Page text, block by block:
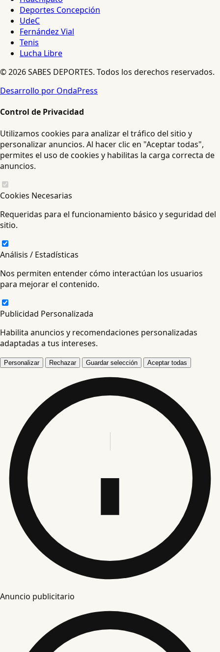
Deportes Concepción
UdeC
Fernández Vial
Tenis
Lucha Libre
© 2026 SABES DEPORTES. Todos los derechos reservados.
Desarrollo por OndaPress
Control de Privacidad
Utilizamos cookies para analizar el tráfico del sitio y
personalizar anuncios. Al hacer clic en "Aceptar todas",
permites el uso de cookies y habilitas la carga correcta de
anuncios.
Cookies Necesarias
Requeridas para el funcionamiento básico y seguridad del
sitio.
Análisis / Estadísticas
Nos permiten entender cómo interactúan los usuarios
para mejorar el contenido.
Publicidad Personalizada
Habilita anuncios y recomendaciones personalizadas
adaptadas a tus intereses.
Personalizar Rechazar Guardar selección Aceptar todas
Anuncio publicitario